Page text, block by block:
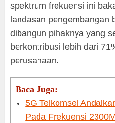
spektrum frekuensi ini
landasan pengembangan
dibangun pihaknya yang
berkontribusi lebih dari
perusahaan.
Baca Juga:
5G Telkomsel
Pada Frekuensi